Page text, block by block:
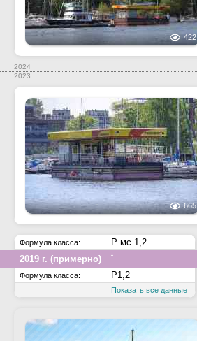
422
2024
2023
665
Формула класса:
Р мс 1,2
2019 г. (примерно)
↑
Формула класса: Р1,2
Показать все данные